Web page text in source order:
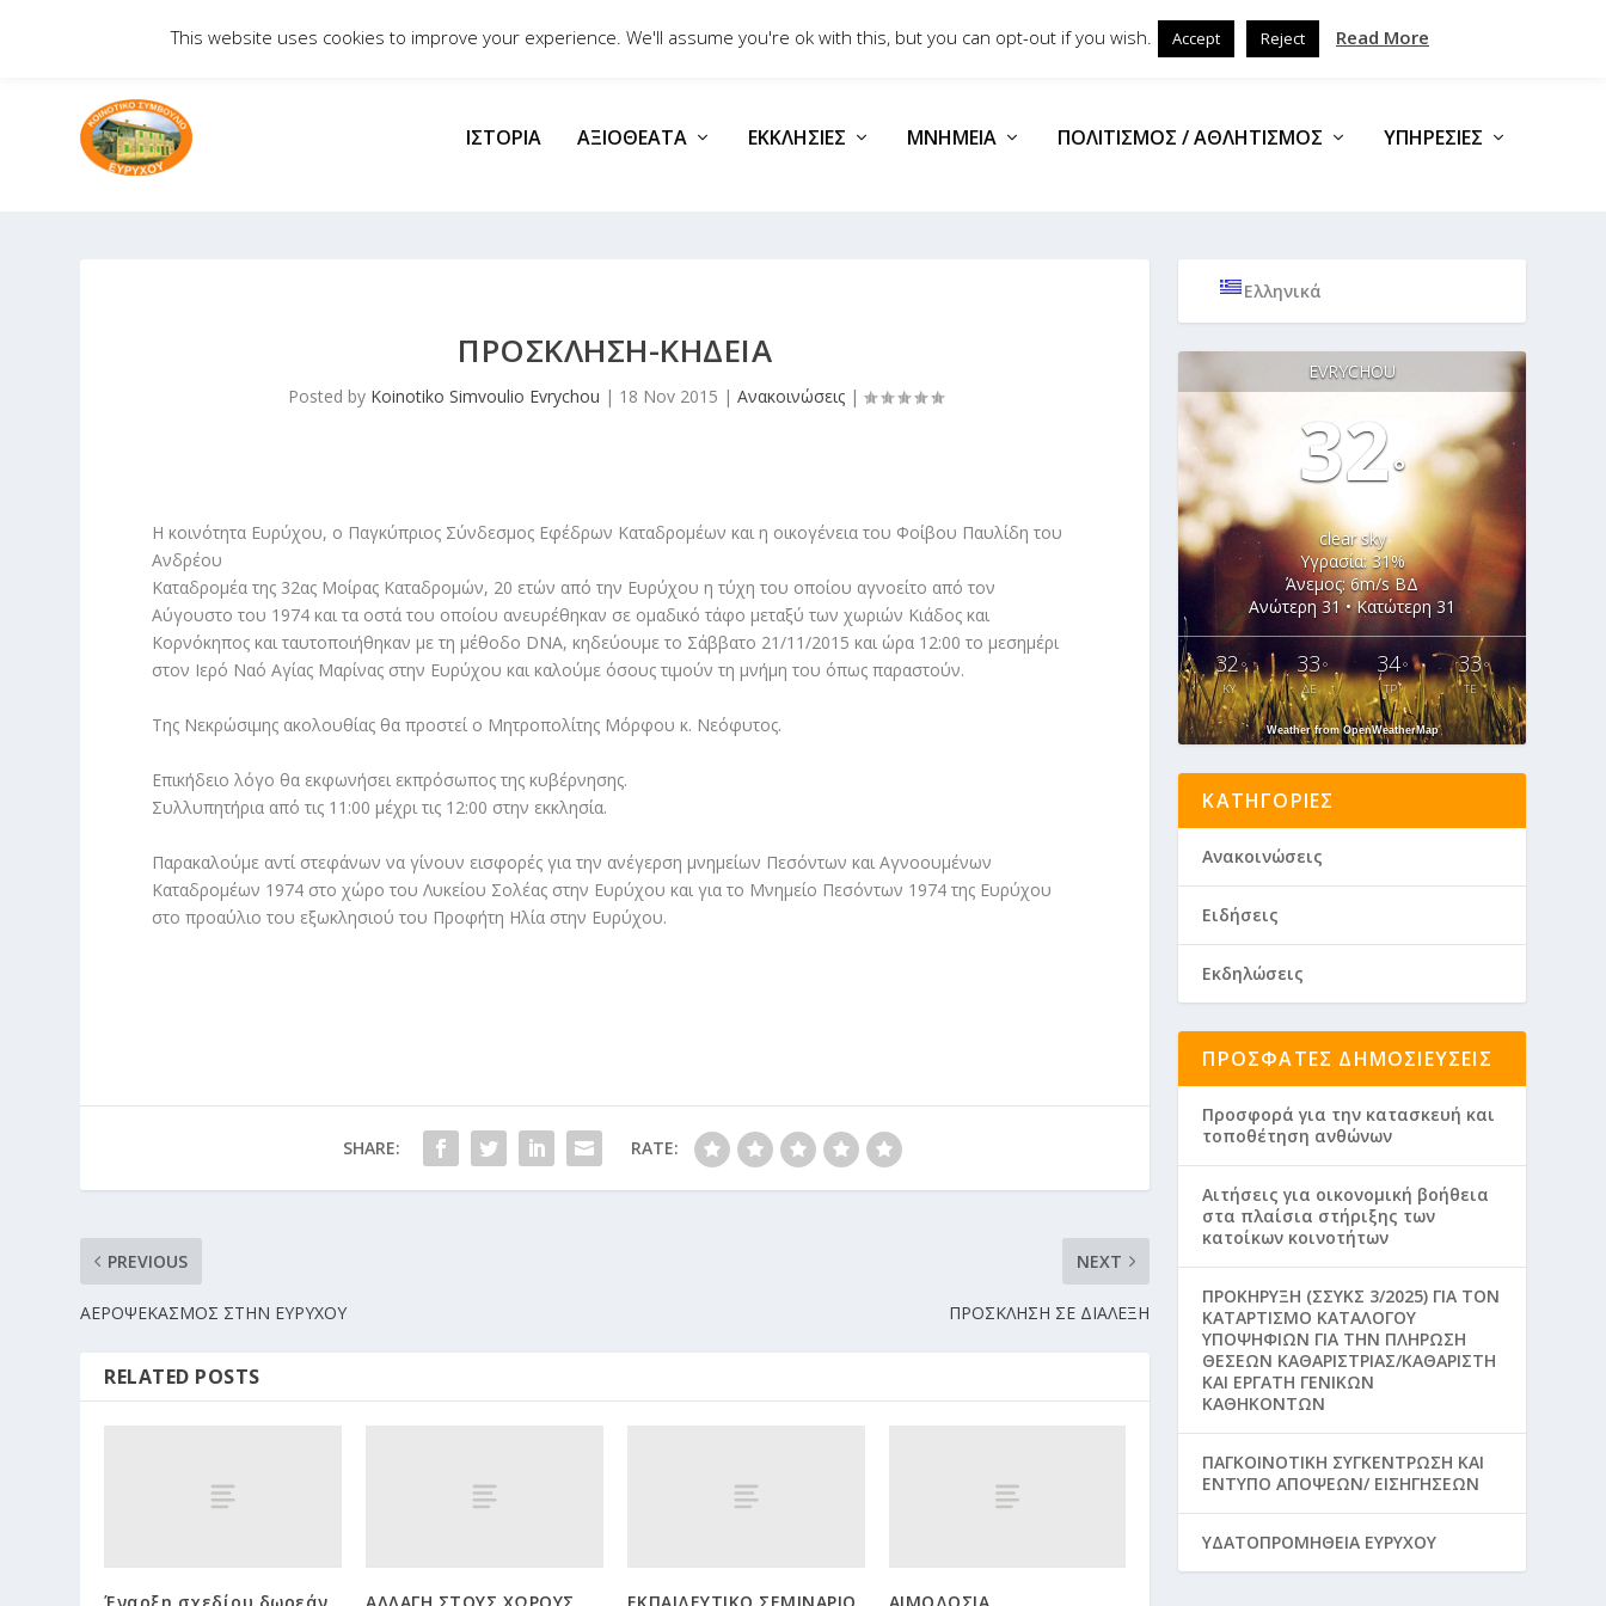
Ανακοινώσεις Εκδηλώσεις Μήνυμα Απόδημοι Επικοινωνία
ΙΣΤΟΡΊΑ ΑΞΙΟΘΈΑΤΑ ΕΚΚΛΗΣΊΕΣ ΜΝΗΜΕΊΑ ΠΟΛΙΤΙΣΜΌΣ / ΑΘΛΗΤΙΣΜΌΣ ΥΠΗΡΕΣΊΕΣ
ΠΡΟΣΚΛΗΣΗ-ΚΗΔΕΙΑ
Posted by Koinotiko Simvoulio Evrychou | 18 Nov 2015 | Ανακοινώσεις|
Η κοινότητα Ευρύχου, ο Παγκύπριος Σύνδεσμος Εφέδρων Καταδρομέων και η οικογένεια του Φοίβου Παυλίδη του
Ανδρέου
Καταδρομέα της 32ας Μοίρας Καταδρομών, 20 ετών από την Ευρύχου η τύχη του οποίου αγνοείτο από τον
Αύγουστο του 1974 και τα οστά του οποίου ανευρέθηκαν σε ομαδικό τάφο μεταξύ των χωριών Κιάδος και
Κορνόκηπος και ταυτοποιήθηκαν με τη μέθοδο DNA, κηδεύουμε το Σάββατο 21/11/2015 και ώρα 12:00 το μεσημέρι
στον Ιερό Ναό Αγίας Μαρίνας στην Ευρύχου και καλούμε όσους τιμούν τη μνήμη του όπως παραστούν.
Της Νεκρώσιμης ακολουθίας θα προστεί ο Μητροπολίτης Μόρφου κ. Νεόφυτος.
Επικήδειο λόγο θα εκφωνήσει εκπρόσωπος της κυβέρνησης.
Συλλυπητήρια από τις 11:00 μέχρι τις 12:00 στην εκκλησία.
Παρακαλούμε αντί στεφάνων να γίνουν εισφορές για την ανέγερση μνημείων Πεσόντων και Αγνοουμένων
Καταδρομέων 1974 στο χώρο του Λυκείου Σολέας στην Ευρύχου και για το Μνημείο Πεσόντων 1974 της Ευρύχου
στο προαύλιο του εξωκλησιού του Προφήτη Ηλία στην Ευρύχου.
SHARE: RATE:
PREVIOUS
ΑΕΡΟΨΕΚΑΣΜΟΣ ΣΤΗΝ ΕΥΡΥΧΟΥ
NEXT
ΠΡΟΣΚΛΗΣΗ ΣΕ ΔΙΑΛΕΞΗ
RELATED POSTS
Ελληνικά
EVRYCHOU
32°
clear sky
Υγρασία: 31%
Άνεμος: 6m/s ΒΔ
Ανώτερη 31 • Κατώτερη 31
32°
ΚΥ
33°
ΔΕ
34°
ΤΡ
33°
ΤΕ
Weather from OpenWeatherMap
ΚΑΤΗΓΟΡΊΕΣ
Ανακοινώσεις
Ειδήσεις
Εκδηλώσεις
ΠΡΌΣΦΑΤΕΣ ΔΗΜΟΣΙΕΎΣΕΙΣ
Προσφορά για την κατασκευή και
τοποθέτηση ανθώνων
Aιτήσεις για οικονομική βοήθεια
στα πλαίσια στήριξης των
κατοίκων κοινοτήτων
ΠΡΟΚΗΡΥΞΗ (ΣΣΥΚΣ 3/2025) ΓΙΑ ΤΟΝ
ΚΑΤΑΡΤΙΣΜΟ ΚΑΤΑΛΟΓΟΥ
ΥΠΟΨΗΦΙΩΝ ΓΙΑ ΤΗΝ ΠΛΗΡΩΣΗ
ΘΕΣΕΩΝ ΚΑΘΑΡΙΣΤΡΙΑΣ/ΚΑΘΑΡΙΣΤΗ
ΚΑΙ ΕΡΓΑΤΗ ΓΕΝΙΚΩΝ
ΚΑΘΗΚΟΝΤΩΝ
ΠΑΓΚΟΙΝΟΤΙΚΗ ΣΥΓΚΕΝΤΡΩΣΗ ΚΑΙ
ΕΝΤΥΠΟ ΑΠΟΨΕΩΝ/ ΕΙΣΗΓΗΣΕΩΝ
ΥΔΑΤΟΠΡΟΜΗΘΕΙΑ ΕΥΡΥΧΟΥ
This website uses cookies to improve your experience. We'll assume you're ok with this, but you can opt-out if you wish. Accept Reject Read More